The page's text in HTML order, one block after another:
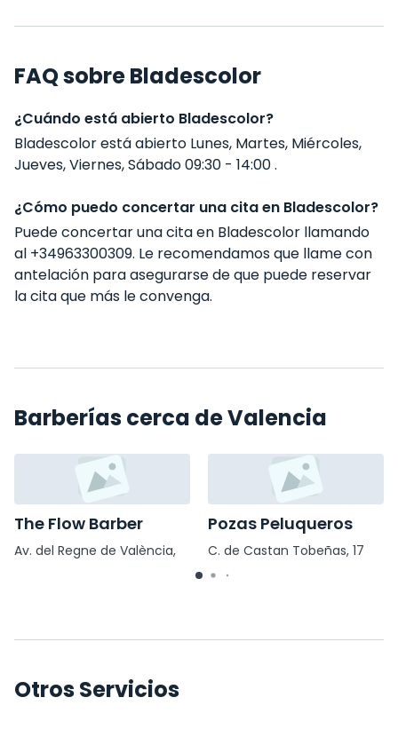
FAQ sobre Bladescolor
¿Cuándo está abierto Bladescolor?
Bladescolor está abierto Lunes, Martes, Miércoles,
Jueves, Viernes, Sábado 09:30 - 14:00 .
¿Cómo puedo concertar una cita en Bladescolor?
Puede concertar una cita en Bladescolor llamando
al +34963300309. Le recomendamos que llame con
antelación para asegurarse de que puede reservar
la cita que más le convenga.
Barberías cerca de Valencia
The Flow Barber
Av. del Regne de València,
Pozas Peluqueros
C. de Castan Tobeñas, 17
Otros Servicios